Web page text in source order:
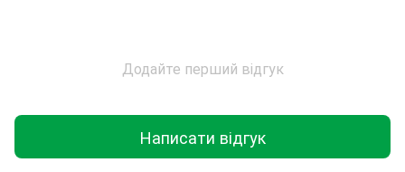
Додайте перший відгук
Написати відгук